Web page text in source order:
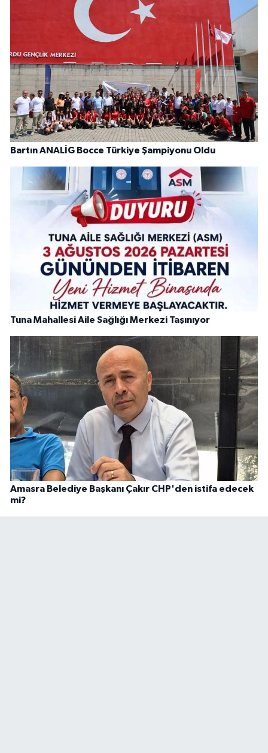
Bartın ANALİG Bocce Türkiye Şampiyonu Oldu
Tuna Mahallesi Aile Sağlığı Merkezi Taşınıyor
Amasra Belediye Başkanı Çakır CHP'den istifa edecek
mi?